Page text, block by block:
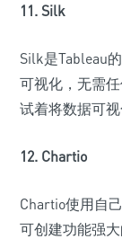
11. Silk
Silk是Tableau
可视化，无需
试着将数据可
12. Chartio
Chartio使用自
可创建功能强